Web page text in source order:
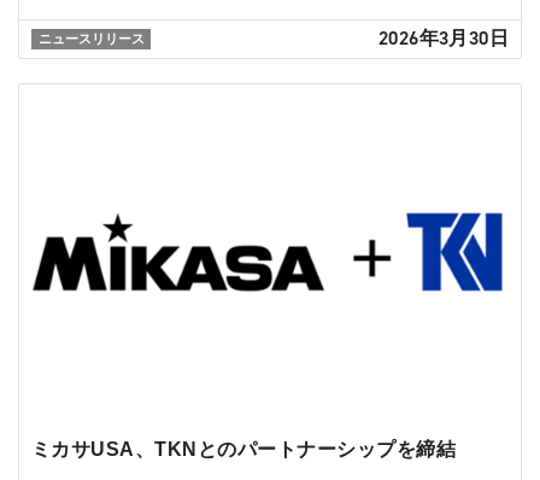
ニュースリリース 2026年3月30日
ミカサUSA、TKNとのパートナーシップを締結